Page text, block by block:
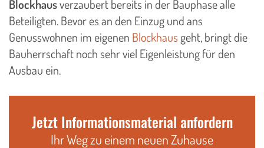
Blockhausverzaubert bereits in der Bauphase alle
Beteiligten. Bevor es an den Einzug und ans
Genusswohnen im eigenen Blockhaus geht, bringt die
Bauherrschaft noch sehr viel Eigenleistung für den
Ausbau ein.
Jetzt Informationsmaterial anfordern
Ihr Weg zu einem neuen Zuhause